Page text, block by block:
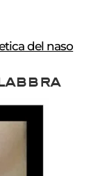
del naso